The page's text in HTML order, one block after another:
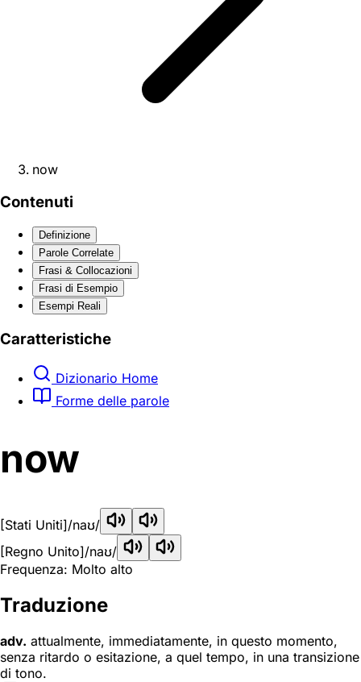
now
Contenuti
Definizione
Parole Correlate
Frasi & Collocazioni
Frasi di Esempio
Esempi Reali
Caratteristiche
Dizionario Home
Forme delle parole
now
[Stati Uniti]/naʊ/
[Regno Unito]/naʊ/
Frequenza: Molto alto
Traduzione
adv. attualmente, immediatamente, in questo momento,
senza ritardo o esitazione, a quel tempo, in una transizione
di tono.